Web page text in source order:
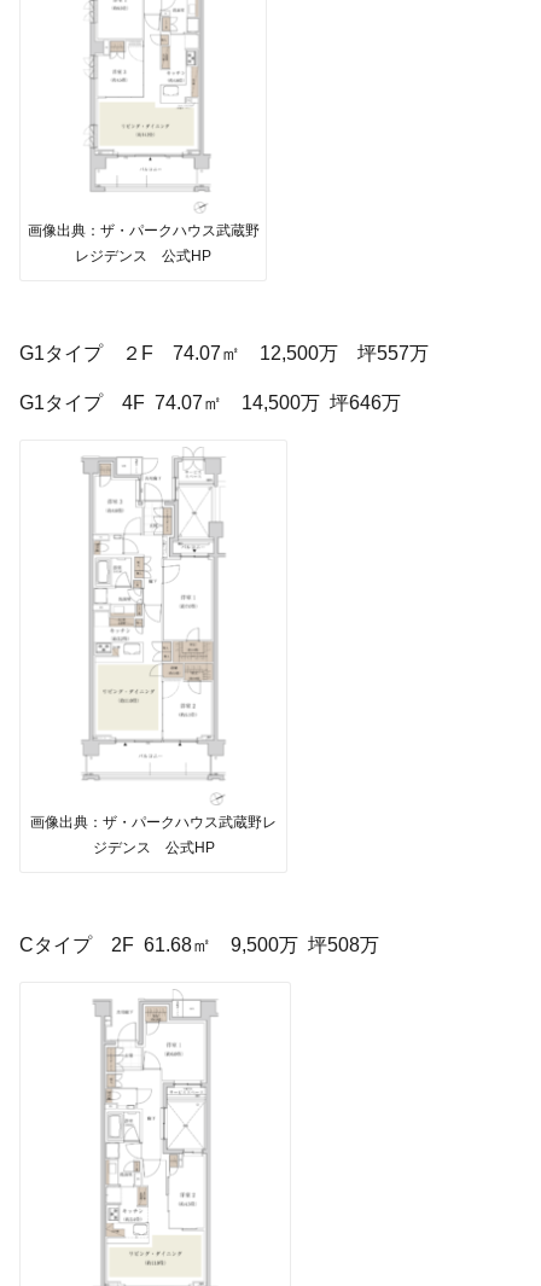
画像出典：ザ・パークハウス武蔵野
レジデンス 公式HP
G1タイプ ２F 74.07㎡ 12,500万 坪557万
G1タイプ 4F 74.07㎡ 14,500万 坪646万
画像出典：ザ・パークハウス武蔵野レ
ジデンス 公式HP
Cタイプ 2F 61.68㎡ 9,500万 坪508万